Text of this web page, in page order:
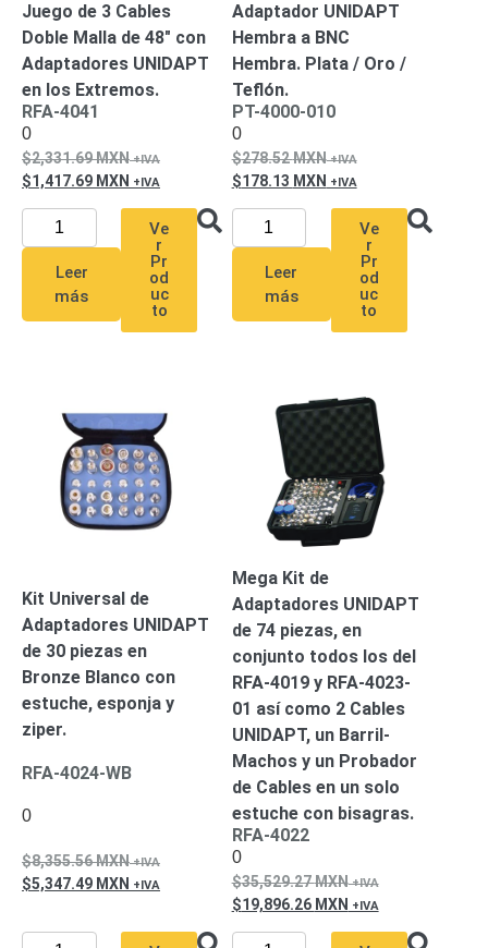
PinholePTZVideograbadoras
Analógicas
- TurboHD
TVI / AHD
/ CVI
Robots e
Industrial
Industriales
Energía
Adaptadores
BateríasFuentes
Alimentación
con
Respaldo Inyectores
PoEPDUPlantas
de Largo
Alcance
UPS
- No Break
Kits-
Sistemas
Completos
Canales
Monitores
y
Juego de 3 Cables
Doble Malla de 48″ con
Adaptadores UNIDAPT
en los Extremos.
RFA-4041
0
2,331.69MXN
1,417.69 MXN
Leer
más
Ve
r
Pr
od
uc
to
Adaptador UNIDAPT
Hembra a BNC
Hembra. Plata / Oro /
Teflón.
PT-4000-010
0
278.52MXN
178.13 MXN
Leer
más
Ve
r
Pr
od
uc
to
Kit Universal de
Adaptadores UNIDAPT
de 30 piezas en
Bronze Blanco con
estuche, esponja y
ziper.
RFA-4024-WB
0
8,355.56MXN
5,347.49 MXN
Mega Kit de
Adaptadores UNIDAPT
de 74 piezas, en
conjunto todos los del
RFA-4019 y RFA-4023-
01 así como 2 Cables
UNIDAPT, un Barril-
Machos y un Probador
de Cables en un solo
estuche con bisagras.
RFA-4022
0
35,529.27MXN
19,896.26 MXN